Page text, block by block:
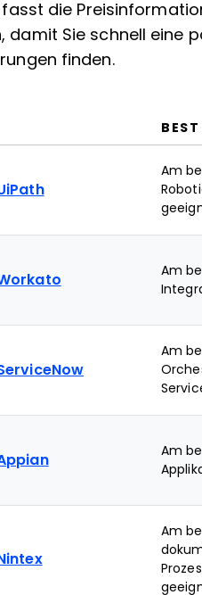
die
damit Sie schnell eine
finden.
BEST
Am
Am
Am
Am
Am